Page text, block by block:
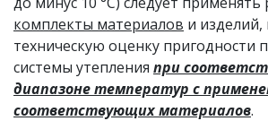
комплекты материалов и
техническую оценку пригодности
системы утепления при
диапазоне температур с
соответствующих материалов.